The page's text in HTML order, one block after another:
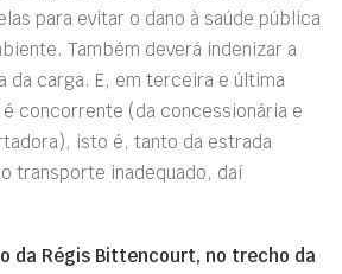
para evitar o dano à saúde pública
Também deverá indenizar a
da carga. E, em terceira e última
concorrente (da concessionária e
isto é, tanto da estrada
transporte inadequado, daí
da Régis Bittencourt, no trecho da